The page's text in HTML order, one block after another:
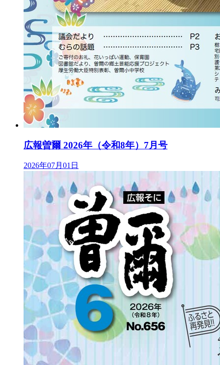
広報曽爾 2026年（令和8年）7月号
2026年07月01日